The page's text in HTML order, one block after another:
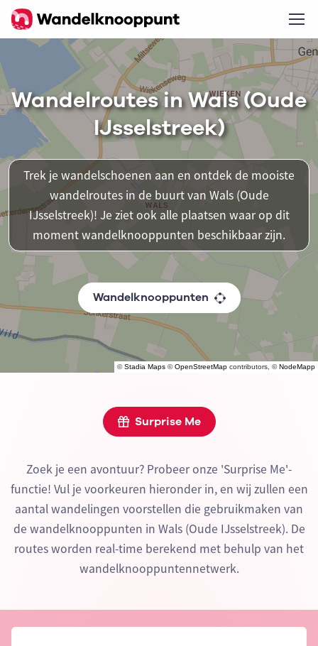
©Stadia Maps ©OpenStreetMap contributors, ©NodeMapp
Wandelroutes in Wals (Oude
IJsselstreek)
Trek je wandelschoenen aan en ontdek de mooiste
wandelroutes in de buurt van Wals (Oude
IJsselstreek)! Je ziet ook alle plaatsen waar op dit
moment wandelknooppunten beschikbaar zijn.
Wandelknooppunten
Surprise Me
Zoek je een avontuur? Probeer onze 'Surprise Me'-
functie! Vul je voorkeuren hieronder in, en wij zullen een
aantal wandelingen voorstellen die gebruikmaken van
de wandelknooppunten in Wals (Oude IJsselstreek). De
routes worden real-time berekend met behulp van het
wandelknooppuntennetwerk.